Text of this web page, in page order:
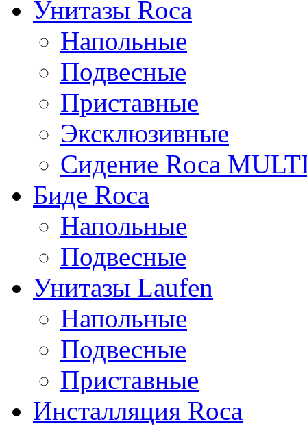
Унитазы Roca
Напольные
Подвесные
Приставные
Эксклюзивные
Сидение Rоса
Биде Roca
Напольные
Подвесные
Унитазы Laufen
Напольные
Подвесные
Приставные
Инсталляция Roca